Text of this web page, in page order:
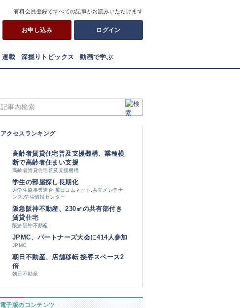
有料会員登録ですべての記事がお読みいただけます
お申し込み ログイン
連載 深掘りトピックス 動画で学ぶ
アクセスランキング
高齢者賃貸住宅普及支援機構、業種横
断で高齢者住まい支援
高齢者賃貸住宅普及支援機構
学生の部屋探し長期化
大学生協事業連合,毎日コムネット,共立メンテナ
ンス,学生情報センター
阪急阪神不動産、230㎡の共有部付き
賃貸住宅
阪急阪神不動産
JPMC、パートナーズ大会に414人参加
JPMC
朝日不動産、店舗移転 接客スペース2
倍
朝日不動産
電子版のコンテンツ